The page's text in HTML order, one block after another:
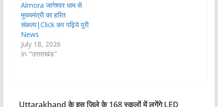
Almora जागेश्वर धाम से
मुख्यमंत्री का हरित
संकल्प|Click कर पढ़िये पूरी
News
July 18, 2026
In "उत्तराखंड"
Uttarakhand के इस जिले के 168 स्कूलों में लगेंगे LED